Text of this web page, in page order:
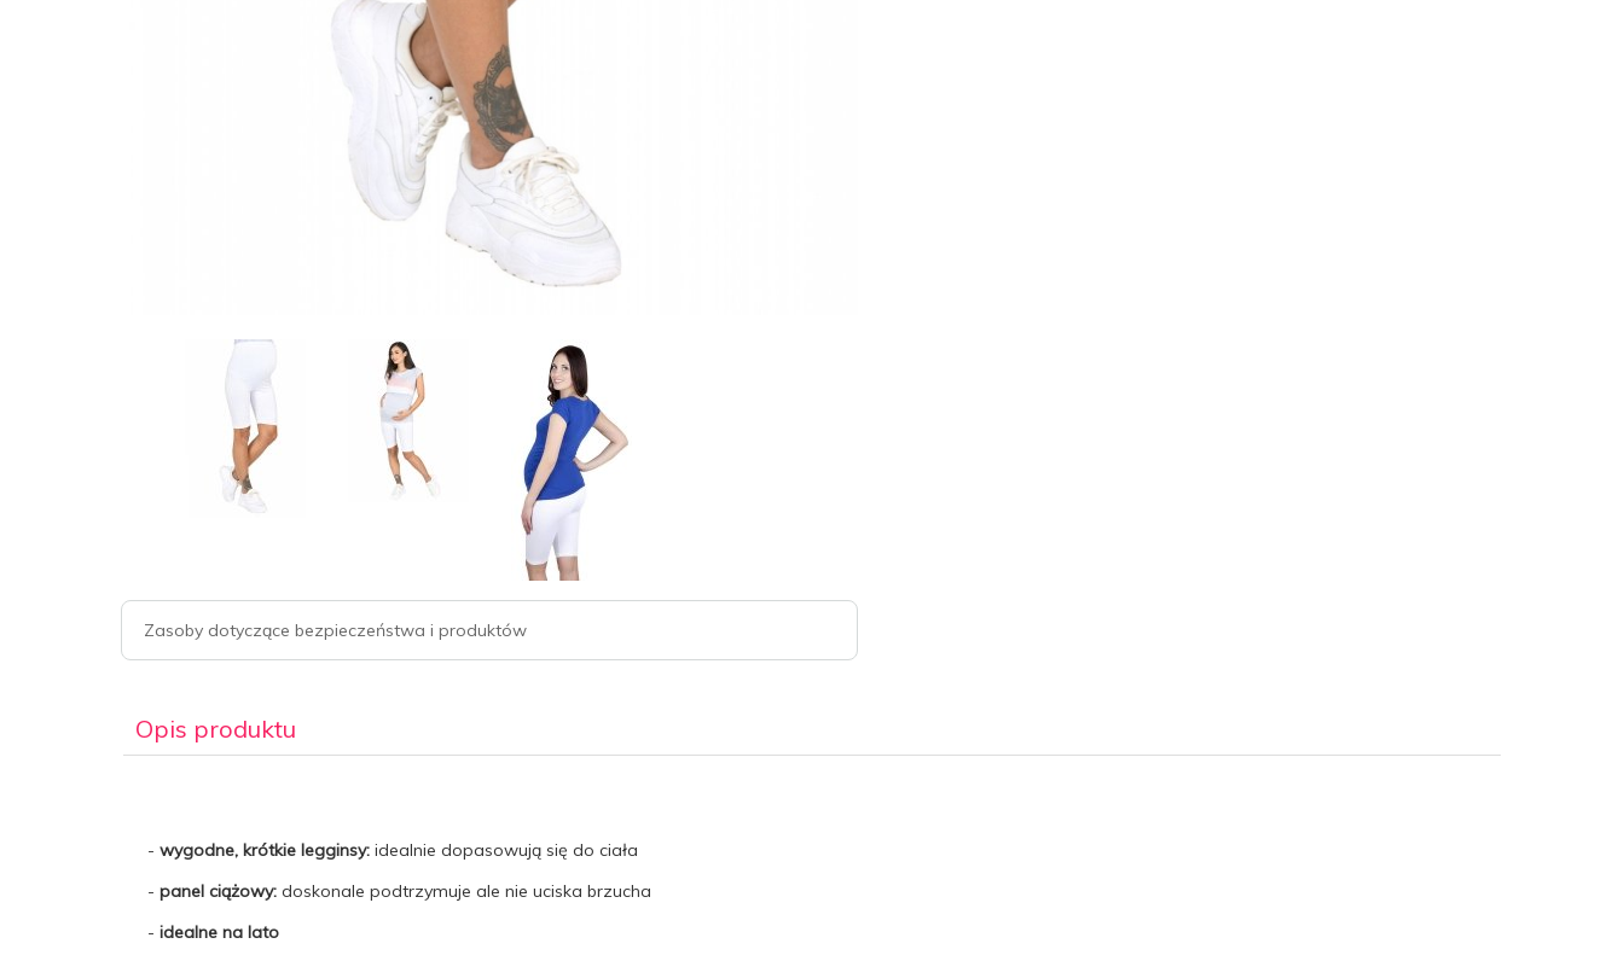
Zasoby dotyczące bezpieczeństwa i produktów
Opis produktu
- wygodne, krótkie legginsy: idealnie dopasowują się do ciała
- panel ciążowy: doskonale podtrzymuje ale nie uciska brzucha
- idealne na lato